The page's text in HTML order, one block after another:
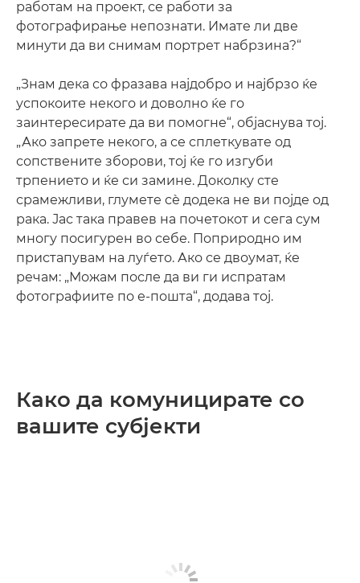
работам на проект, се работи за
фотографирање непознати. Имате ли две
минути да ви снимам портрет набрзина?“
„Знам дека со фразава најдобро и најбрзо ќе
успокоите некого и доволно ќе го
заинтересирате да ви помогне“, објаснува тој.
„Ако запрете некого, а се сплеткувате од
сопствените зборови, тој ќе го изгуби
трпението и ќе си замине. Доколку сте
срамежливи, глумете сѐ додека не ви појде од
рака. Јас така правев на почетокот и сега сум
многу посигурен во себе. Поприродно им
пристапувам на луѓето. Ако се двоумат, ќе
речам: „Можам после да ви ги испратам
фотографиите по е-пошта“, додава тој.
Како да комуницирате со
вашите субјекти